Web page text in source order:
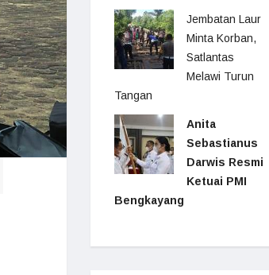
Jembatan Laur
Minta Korban,
Satlantas
Melawi Turun
Tangan
Anita
Sebastianus
Darwis Resmi
Ketuai PMI
Bengkayang